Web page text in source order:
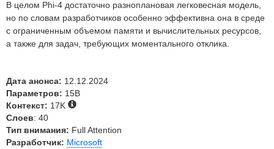
В целом Phi-4 достаточно разноплановая легковесная модель,
но по словам разработчиков особенно эффективна она в среде
с ограниченным объемом памяти и вычислительных ресурсов,
а также для задач, требующих моментального отклика.
Дата анонса: 12.12.2024
Параметров: 15B
Контекст: 17K
Слоев: 40
Тип внимания: Full Attention
Разработчик: Microsoft